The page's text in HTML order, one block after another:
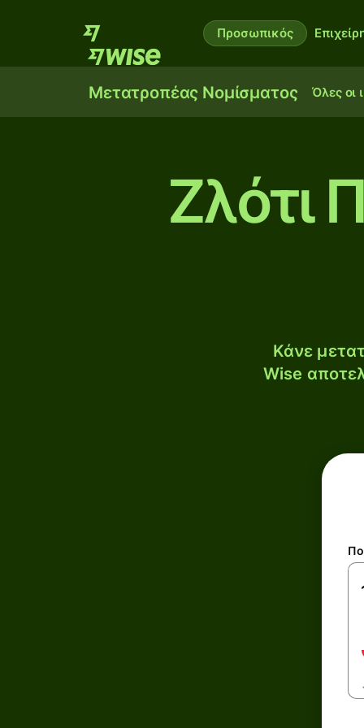
Προσωπικός
Μετατροπέας Νομίσματος Όλες οι
Ζλότι
Κάνε
Wise